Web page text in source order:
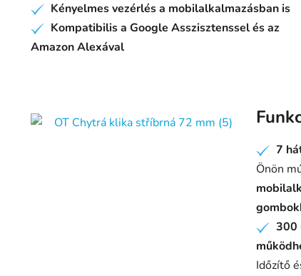
✔
Kényelmes vezérlés a mobilalkalmazásban is
✔
Kompatibilis a Google Asszisztenssel és az
Amazon Alexával
✔
7
Önön
✔
300
Időzítő